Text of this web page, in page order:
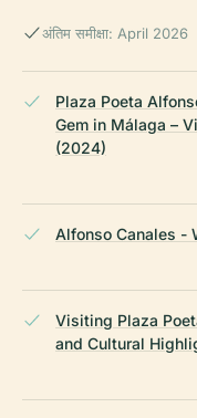
अंतिम समीक्षा: April 2026
Plaza Poeta
Gem in Málaga –
(2024)
Alfonso Canales -
Visiting Plaza
and Cultural